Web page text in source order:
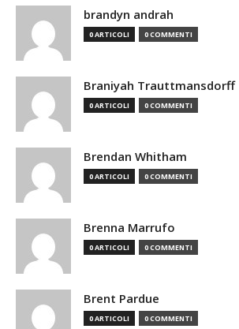
brandyn andrah
0 ARTICOLI 0 COMMENTI
Braniyah Trauttmansdorff
0 ARTICOLI 0 COMMENTI
Brendan Whitham
0 ARTICOLI 0 COMMENTI
Brenna Marrufo
0 ARTICOLI 0 COMMENTI
Brent Pardue
0 ARTICOLI 0 COMMENTI